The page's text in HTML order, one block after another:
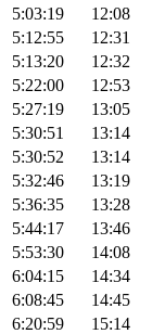
5:03:19 12:08
5:12:55 12:31
5:13:20
12:32
5:22:00 12:53
5:27:19 13:05
5:30:51 13:14
5:30:52 13:14
5:32:46 13:19
5:36:35 13:28
5:44:17 13:46
5:53:30 14:08
6:04:15 14:34
6:08:45
14:45
6:20:59 15:14